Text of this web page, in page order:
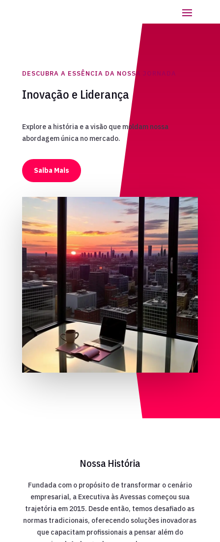
DESCUBRA A ESSÊNCIA DA NOSSA JORNADA
Inovação e Liderança
Explore a história e a visão que moldam nossa
abordagem única no mercado.
Saiba Mais
Nossa História
Fundada com o propósito de transformar o cenário
empresarial, a Executiva às Avessas começou sua
trajetória em 2015. Desde então, temos desafiado as
normas tradicionais, oferecendo soluções inovadoras
que capacitam profissionais a pensar além do